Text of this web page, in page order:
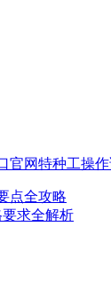
官网特种工操作
点全攻略
求全解析